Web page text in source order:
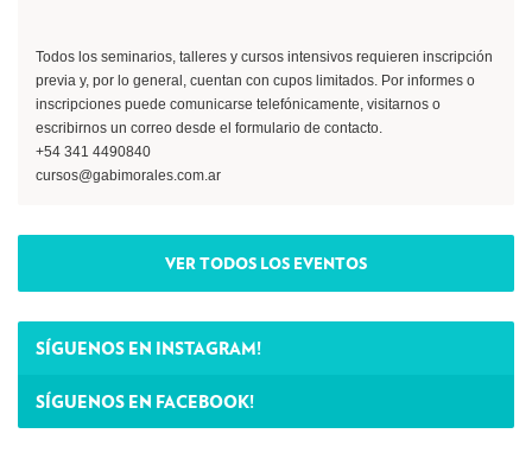
Todos los seminarios, talleres y cursos intensivos requieren inscripción
previa y, por lo general, cuentan con cupos limitados. Por informes o
inscripciones puede comunicarse telefónicamente, visitarnos o
escribirnos un correo desde el formulario de contacto.
+54 341 4490840
cursos@gabimorales.com.ar
VER TODOS LOS EVENTOS
SÍGUENOS EN INSTAGRAM!
SÍGUENOS EN FACEBOOK!